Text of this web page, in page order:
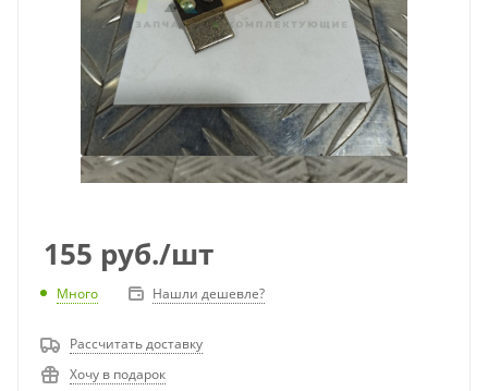
155 руб./шт
Много Нашли дешевле?
Рассчитать доставку
Хочу в подарок